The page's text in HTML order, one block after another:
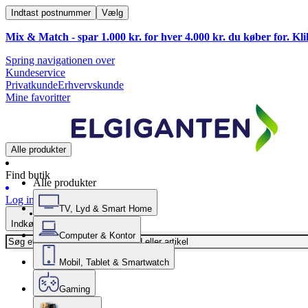
Indtast postnummer Vælg
Mix & Match - spar 1.000 kr. for hver 4.000 kr. du køber for.
Spring navigationen over
Kundeservice
PrivatkundeErhvervskunde
Mine favoritter
Alle produkter
Find butik
Log ind
Indkøbskurv
Alle produkter
TV, Lyd & Smart Home
Computer & Kontor
Mobil, Tablet & Smartwatch
Gaming